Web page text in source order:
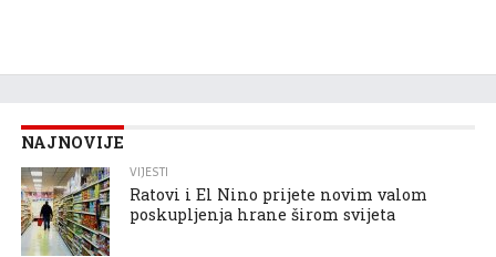
NAJNOVIJE
VIJESTI
Ratovi i El Nino prijete novim valom
poskupljenja hrane širom svijeta